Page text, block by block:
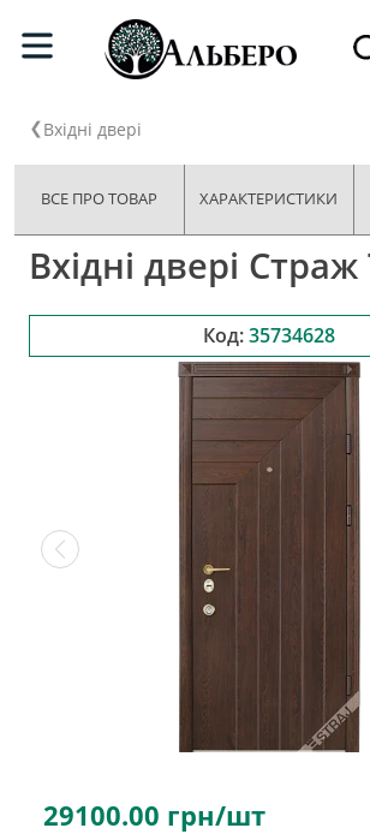
Вхідні двері
ВСЕ ПРО ТОВАР ХАРАКТЕРИСТИКИ
Вхідні двері
Код:35734628
29100.00 грн/шт